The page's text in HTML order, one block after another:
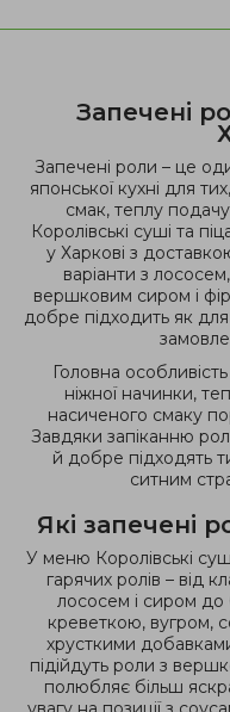
Запечені
Запечені роли – це
японської кухні для
смак, теплу подачу
Королівські суші та
у Харкові з
варіанти з
вершковим сиром і
добре підходить як
Головна
ніжної начинки,
насиченого смаку
Завдяки запіканню
й добре підходять
ситним
Які запечені
У меню Королівські
гарячих ролів – від
лососем і сиром до
креветкою, вугром,
хрусткими
підійдуть роли з
полюбляє більш